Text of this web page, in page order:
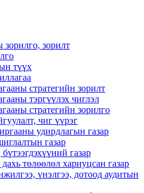
зорилт
түүх
стратегийн зорилт
тэргүүлэх чиглэл
стратегийн зорилго
чиг үүрэг
удирдлагын газар
газар
газар
төлөөлөл хариуцсан газар
үнэлгээ, дотоод аудитын